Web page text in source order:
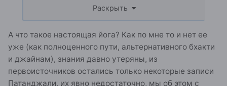
исследователи, что не странно --- они много
фишечек переняли...а в целом --- не плохо.
Раскрыть
А что такое настоящая йога? Как по мне то и нет ее
уже (как полноценного пути, альтернативного бхакти
и джайнам), знания давно утеряны, из
первоисточников остались только некоторые записи
Патанджали, их явно недостаточно, мы об этом с